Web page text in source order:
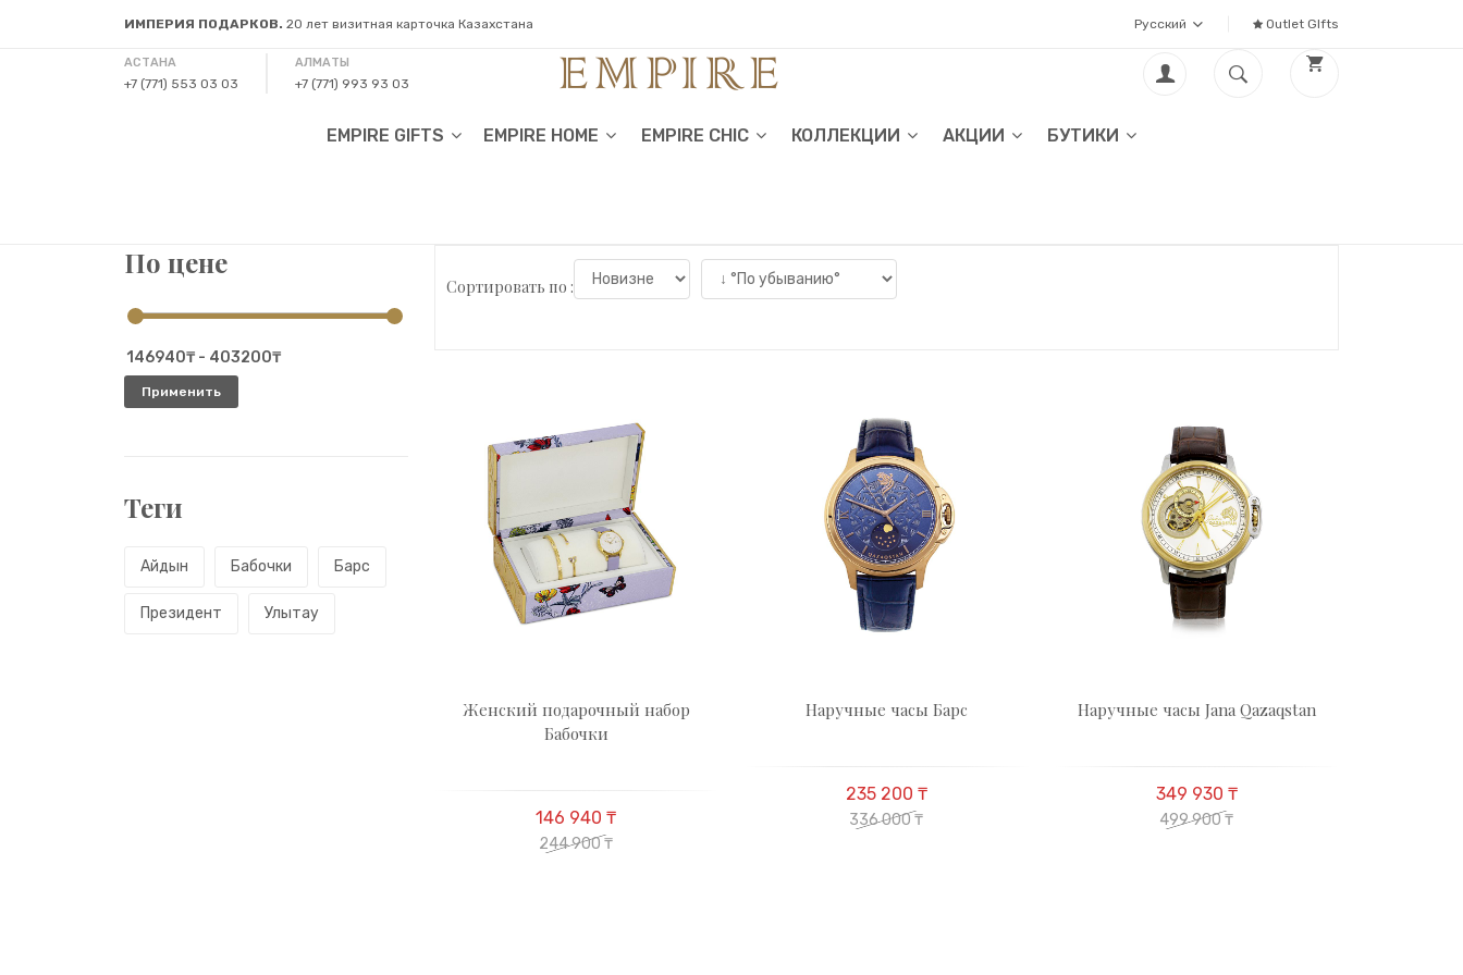
ИМПЕРИЯ ПОДАРКОВ. 20 лет визитная карточка Казахстана Русский Outlet GIfts
АСТАНА
+7 (771) 553 03 03
АЛМАТЫ
+7 (771) 993 93 03
EMPIRE GIFTS EMPIRE HOME EMPIRE CHIC КОЛЛЕКЦИИ АКЦИИ БУТИКИ
По цене
Применить
Теги
Айдын Бабочки Барс
Президент Улытау
Сортировать по :
Женский подарочный набор
Бабочки
146 940 ₸
244 900 ₸
Наручные часы Барс
235 200 ₸
336 000 ₸
Наручные часы Jana Qazaqstan
349 930 ₸
499 900 ₸